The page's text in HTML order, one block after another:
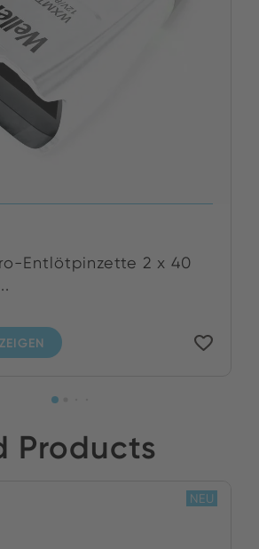
Entlötpinzette 2 x 40
Products
NEU